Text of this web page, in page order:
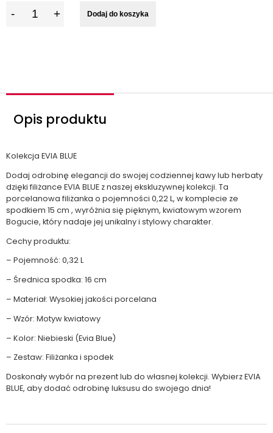
Dodaj do koszyka
Opis produktu
Kolekcja EVIA BLUE
Dodaj odrobinę elegancji do swojej codziennej kawy lub herbaty
dzięki filiżance EVIA BLUE z naszej ekskluzywnej kolekcji. Ta
porcelanowa filiżanka o pojemności 0,22 L, w komplecie ze
spodkiem 15 cm , wyróżnia się pięknym, kwiatowym wzorem
Bogucie, który nadaje jej unikalny i stylowy charakter.
Cechy produktu:
– Pojemność: 0,32 L
– Średnica spodka: 16 cm
– Materiał: Wysokiej jakości porcelana
– Wzór: Motyw kwiatowy
– Kolor: Niebieski (Evia Blue)
– Zestaw: Filiżanka i spodek
Doskonały wybór na prezent lub do własnej kolekcji. Wybierz EVIA
BLUE, aby dodać odrobinę luksusu do swojego dnia!